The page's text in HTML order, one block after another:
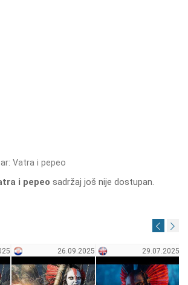
Vatra i pepeo
i pepeo sadržaj još nije dostupan.
26.09.2025 29.07.2025